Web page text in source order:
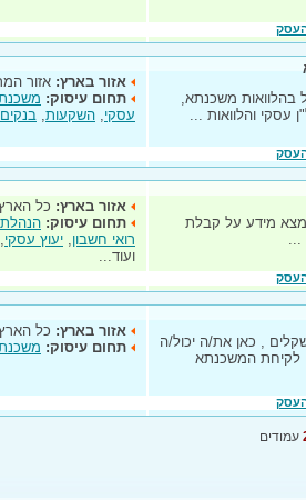
בהלוואות משכנתא,
עסקי והלוואות ...
אזור בארץ: אזור
תחום עיסוק:
עסקי, השקעות, בנקים
מידע על קבלת
...
אזור בארץ: כל
תחום עיסוק:
רואי חשבון, יעוץ עסקי,
ועוד...
, כאן את/ה יכול/ה
לקיחת המשכנתא
אזור בארץ: כל
תחום עיסוק:
עמודים